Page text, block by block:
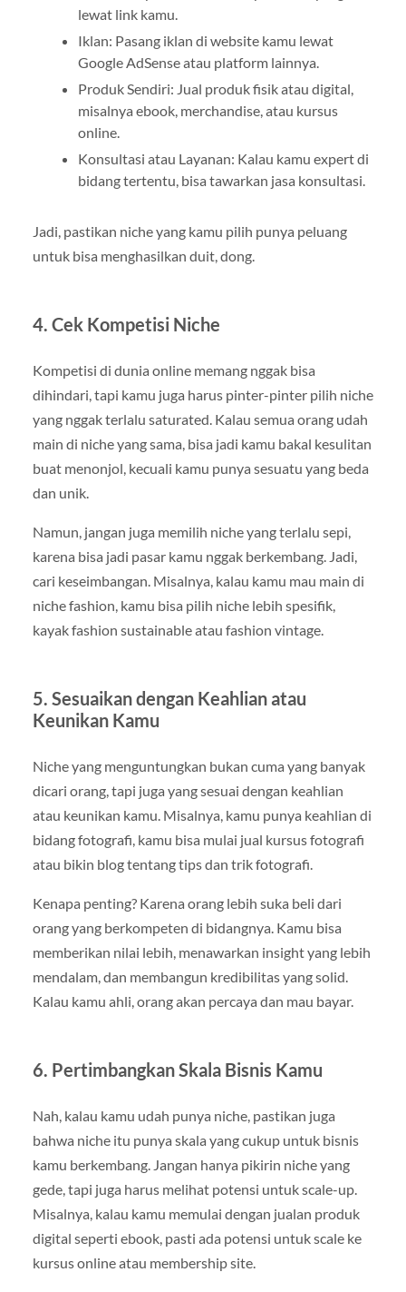
lewat link kamu.
Iklan: Pasang iklan di website kamu lewat
Google AdSense atau platform lainnya.
Produk Sendiri: Jual produk fisik atau digital,
misalnya ebook, merchandise, atau kursus
online.
Konsultasi atau Layanan: Kalau kamu expert di
bidang tertentu, bisa tawarkan jasa konsultasi.
Jadi, pastikan niche yang kamu pilih punya peluang
untuk bisa menghasilkan duit, dong.
4. Cek Kompetisi Niche
Kompetisi di dunia online memang nggak bisa
dihindari, tapi kamu juga harus pinter-pinter pilih niche
yang nggak terlalu saturated. Kalau semua orang udah
main di niche yang sama, bisa jadi kamu bakal kesulitan
buat menonjol, kecuali kamu punya sesuatu yang beda
dan unik.
Namun, jangan juga memilih niche yang terlalu sepi,
karena bisa jadi pasar kamu nggak berkembang. Jadi,
cari keseimbangan. Misalnya, kalau kamu mau main di
niche fashion, kamu bisa pilih niche lebih spesifik,
kayak fashion sustainable atau fashion vintage.
5. Sesuaikan dengan Keahlian atau
Keunikan Kamu
Niche yang menguntungkan bukan cuma yang banyak
dicari orang, tapi juga yang sesuai dengan keahlian
atau keunikan kamu. Misalnya, kamu punya keahlian di
bidang fotografi, kamu bisa mulai jual kursus fotografi
atau bikin blog tentang tips dan trik fotografi.
Kenapa penting? Karena orang lebih suka beli dari
orang yang berkompeten di bidangnya. Kamu bisa
memberikan nilai lebih, menawarkan insight yang lebih
mendalam, dan membangun kredibilitas yang solid.
Kalau kamu ahli, orang akan percaya dan mau bayar.
6. Pertimbangkan Skala Bisnis Kamu
Nah, kalau kamu udah punya niche, pastikan juga
bahwa niche itu punya skala yang cukup untuk bisnis
kamu berkembang. Jangan hanya pikirin niche yang
gede, tapi juga harus melihat potensi untuk scale-up.
Misalnya, kalau kamu memulai dengan jualan produk
digital seperti ebook, pasti ada potensi untuk scale ke
kursus online atau membership site.